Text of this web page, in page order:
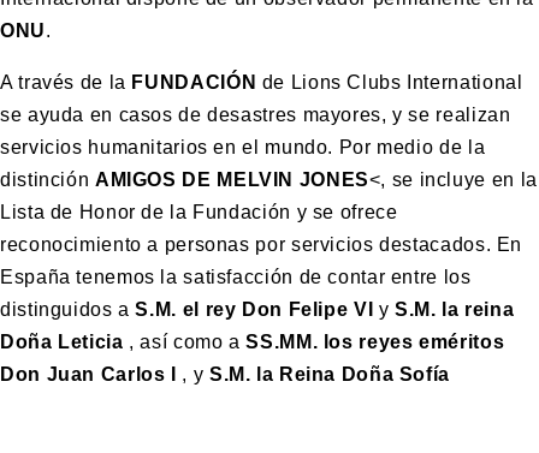
ONU.
A través de la FUNDACIÓN de Lions Clubs International
se ayuda en casos de desastres mayores, y se realizan
servicios humanitarios en el mundo. Por medio de la
distinción AMIGOS DE MELVIN JONES<, se incluye en la
Lista de Honor de la Fundación y se ofrece
reconocimiento a personas por servicios destacados. En
España tenemos la satisfacción de contar entre los
distinguidos a S.M. el rey Don Felipe VI y S.M. la reina
Doña Leticia , así como a SS.MM. los reyes eméritos
Don Juan Carlos I
, y S.M. la Reina Doña Sofía